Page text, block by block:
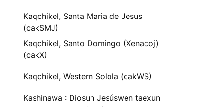
Kaqchikel, Santa Maria de Jesus
(cakSMJ)
Kaqchikel, Santo Domingo (Xenacoj)
(cakX)
Kaqchikel, Western Solola (cakWS)
Kashinawa : Diosun Jesúswen taexun